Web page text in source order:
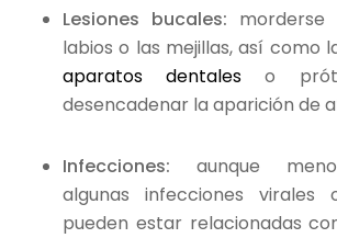
Lesiones bucales: morderse
labios o las mejillas, así como
aparatos dentales o
desencadenar la aparición de
Infecciones: aunque
algunas infecciones virales
pueden estar relacionadas